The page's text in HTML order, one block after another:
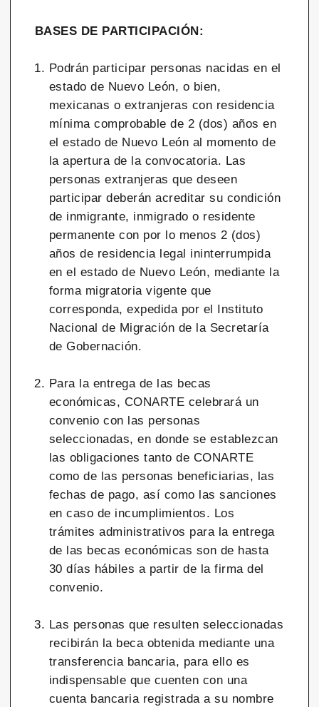
BASES DE PARTICIPACIÓN:
Podrán participar personas nacidas en el
estado de Nuevo León, o bien,
mexicanas o extranjeras con residencia
mínima comprobable de 2 (dos) años en
el estado de Nuevo León al momento de
la apertura de la convocatoria. Las
personas extranjeras que deseen
participar deberán acreditar su condición
de inmigrante, inmigrado o residente
permanente con por lo menos 2 (dos)
años de residencia legal ininterrumpida
en el estado de Nuevo León, mediante la
forma migratoria vigente que
corresponda, expedida por el Instituto
Nacional de Migración de la Secretaría
de Gobernación.
Para la entrega de las becas
económicas, CONARTE celebrará un
convenio con las personas
seleccionadas, en donde se establezcan
las obligaciones tanto de CONARTE
como de las personas beneficiarias, las
fechas de pago, así como las sanciones
en caso de incumplimientos. Los
trámites administrativos para la entrega
de las becas económicas son de hasta
30 días hábiles a partir de la firma del
convenio.
Las personas que resulten seleccionadas
recibirán la beca obtenida mediante una
transferencia bancaria, para ello es
indispensable que cuenten con una
cuenta bancaria registrada a su nombre